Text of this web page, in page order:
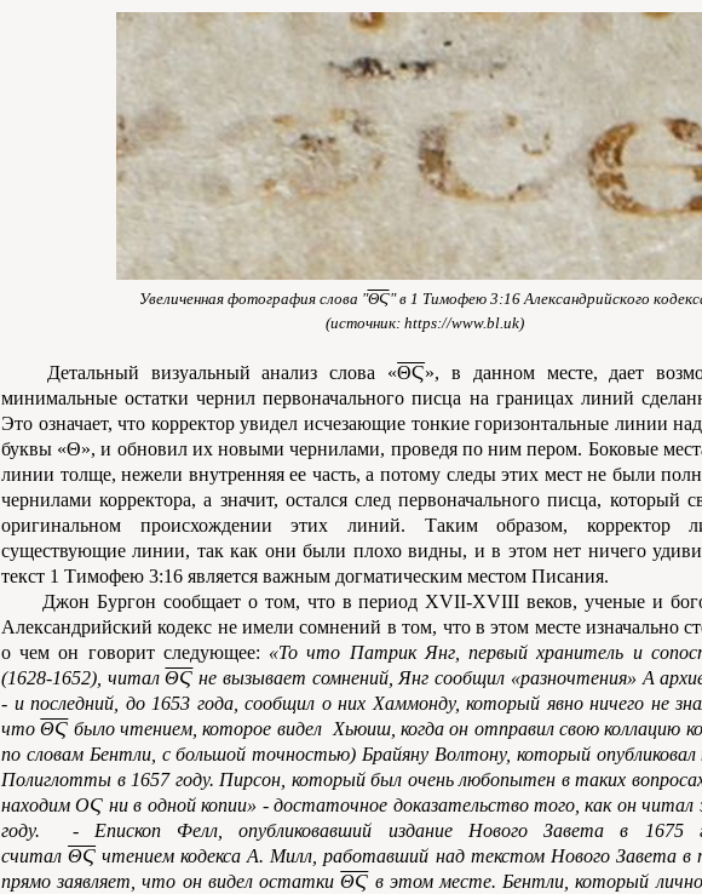
Увеличенная фотография слова "ΘϚ" в 1 Тимофею 3:16 Александрийского
(источник: https://www.bl.uk)
Детальный визуальный анализ слова «ΘϚ», в данном месте, дает
минимальные остатки чернил первоначального писца на границах линий
Это означает, что корректор увидел исчезающие тонкие горизонтальные линии
буквы «Θ», и обновил их новыми чернилами, проведя по ним пером. Боковые
линии толще, нежели внутренняя ее часть, а потому следы этих мест не были
чернилами корректора, а значит, остался след первоначального писца, который
оригинальном происхождении этих линий. Таким образом, корректор
существующие линии, так как они были плохо видны, и в этом нет ничего
текст 1 Тимофею 3:16 является важным догматическим местом Писания.
Джон Бургон сообщает о том, что в период XVII-XVIII веков, ученые и
Александрийский кодекс не имели сомнений в том, что в этом месте изначально
о чем он говорит следующее: «То что Патрик Янг, первый хранитель и
(1628-1652), читалΘϚ не вызывает сомнений, Янг сообщил «разночтения» А
- и последний, до 1653 года, сообщил о них Хаммонду, который явно ничего не
чтоΘϚ было чтением, которое видел Хьюиш, когда он отправил свою коллацию
по словам Бентли, с большой точностью) Брайяну Волтону, который
Полиглотты в 1657 году. Пирсон, который был очень любопытен в таких
находим ΟϚ ни в одной копии» - достаточное доказательство того, как он
году. - Епископ Фелл, опубликовавший издание Нового Завета в 1675
считалΘϚ чтением кодекса A. Милл, работавший над текстом Нового Завета в
прямо заявляет, что он видел остаткиΘϚ в этом месте. Бентли, который лично